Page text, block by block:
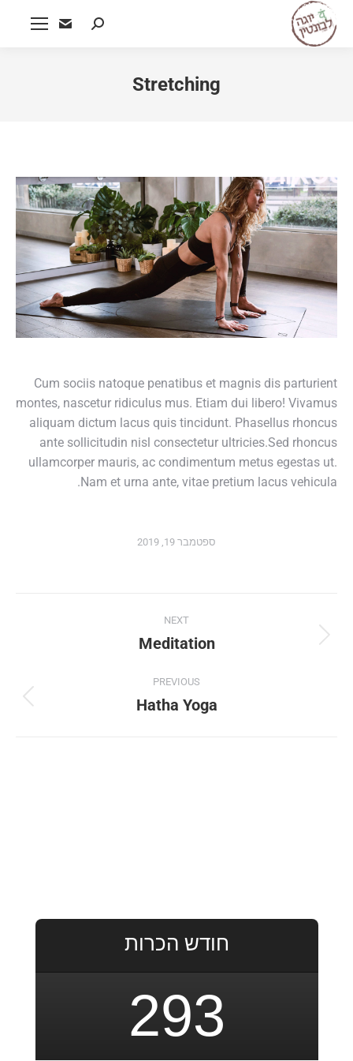
Search:
Stretching
y016
Cum sociis natoque penatibus et magnis dis parturient
montes, nascetur ridiculus mus. Etiam dui libero! Vivamus
aliquam dictum lacus quis tincidunt. Phasellus rhoncus
ante sollicitudin nisl consectetur ultricies.Sed rhoncus
ullamcorper mauris, ac condimentum metus egestas ut.
Nam et urna ante, vitae pretium lacus vehicula.
ספטמבר 19, 2019
navigation
PREVIOUS
Previous
Hatha Yoga
NEXT
Next
Meditation
חודש הכרות
293